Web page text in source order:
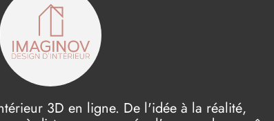
3D en ligne. De l'idée à la réalité,